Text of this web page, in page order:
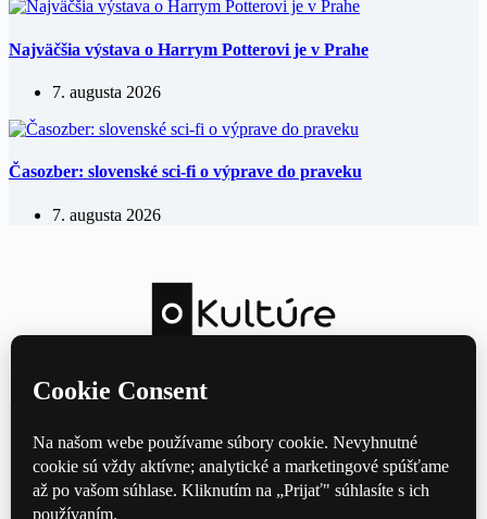
Najväčšia výstava o Harrym Potterovi je v Prahe
7. augusta 2026
Časozber: slovenské sci-fi o výprave do praveku
7. augusta 2026
Divadlo
Film
Hudba
Knihy
Kontakt